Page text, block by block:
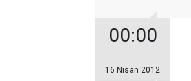
00:00
16 Nisan 2012